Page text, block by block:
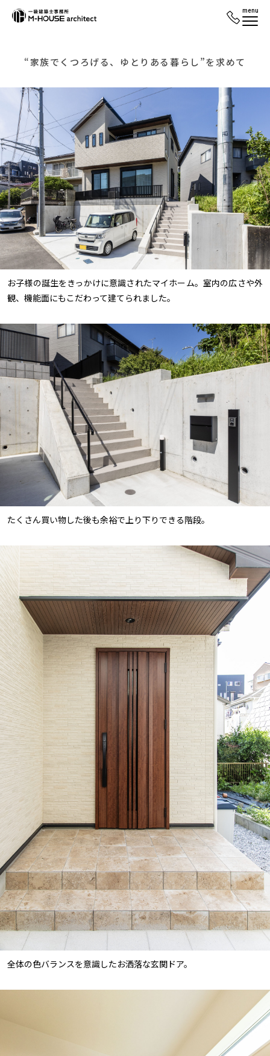
menu
“家族でくつろげる、ゆとりある暮らし”を求めて
お子様の誕生をきっかけに意識されたマイホーム。室内の広さや外
観、機能面にもこだわって建てられました。
たくさん買い物した後も余裕で上り下りできる階段。
全体の色バランスを意識したお洒落な玄関ドア。